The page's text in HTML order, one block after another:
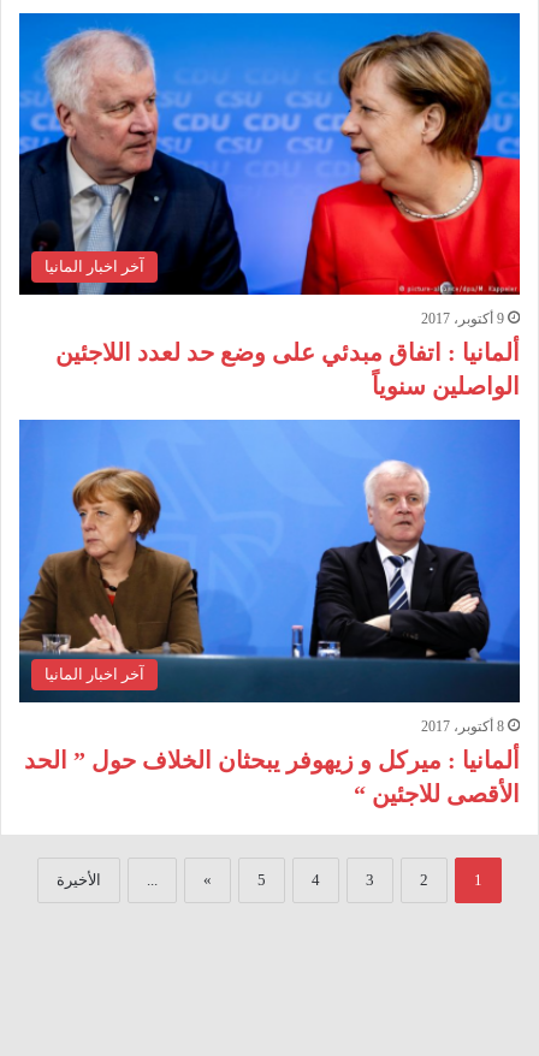
آخر اخبار المانيا
9 أكتوبر، 2017
ألمانيا : اتفاق مبدئي على وضع حد لعدد اللاجئين
الواصلين سنوياً
آخر اخبار المانيا
8 أكتوبر، 2017
ألمانيا : ميركل و زيهوفر يبحثان الخلاف حول ” الحد
الأقصى للاجئين “
1
2
3
4
5
»
... الأخيرة